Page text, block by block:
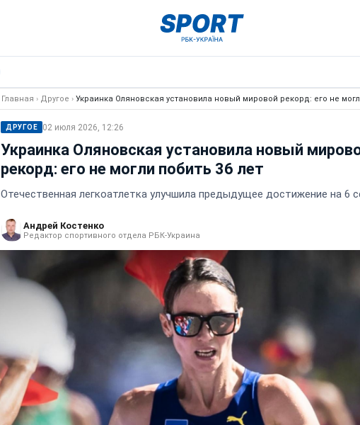
Главная › Другое › Украинка Оляновская установила новый мировой рекорд: его не
ДРУГОЕ 02 июля 2026, 12:26
Украинка Оляновская установила новый
рекорд: его не могли побить 36 лет
Отечественная легкоатлетка улучшила предыдущее достижение на 6
Андрей Костенко
Редактор спортивного отдела РБК-Украина